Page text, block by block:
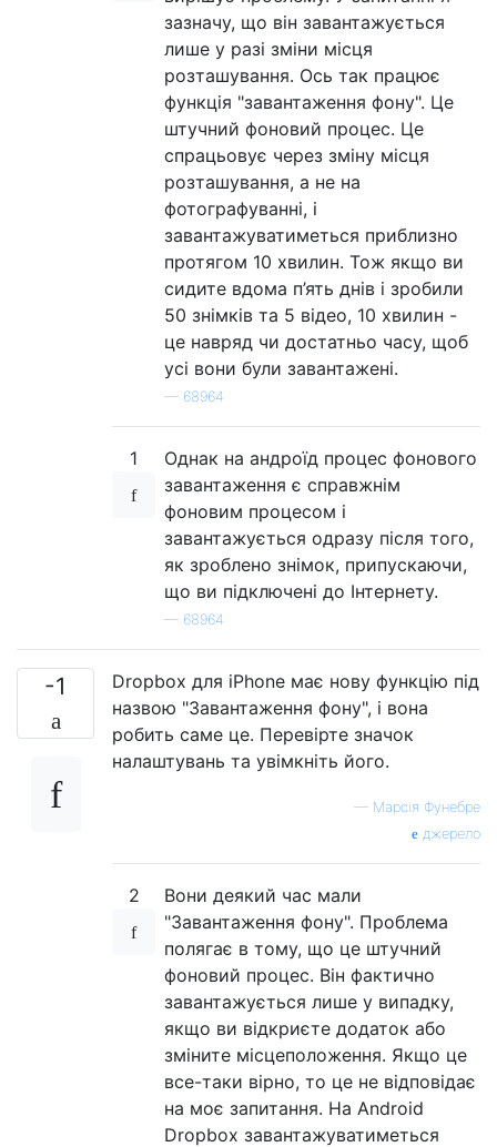
зазначу, що він завантажується
лише у разі зміни місця
розташування. Ось так працює
функція "завантаження фону". Це
штучний фоновий процес. Це
спрацьовує через зміну місця
розташування, а не на
фотографуванні, і
завантажуватиметься приблизно
протягом 10 хвилин. Тож якщо ви
сидите вдома п’ять днів і зробили
50 знімків та 5 відео, 10 хвилин -
це навряд чи достатньо часу, щоб
усі вони були завантажені.
— 68964
1
Однак на андроїд процес фонового
завантаження є справжнім
фоновим процесом і
завантажується одразу після того,
як зроблено знімок, припускаючи,
що ви підключені до Інтернету.
— 68964
-1
Dropbox для iPhone має нову функцію під
назвою "Завантаження фону", і вона
робить саме це. Перевірте значок
налаштувань та увімкніть його.
— Марсія Фунебре
джерело
2
Вони деякий час мали
"Завантаження фону". Проблема
полягає в тому, що це штучний
фоновий процес. Він фактично
завантажується лише у випадку,
якщо ви відкриєте додаток або
зміните місцеположення. Якщо це
все-таки вірно, то це не відповідає
на моє запитання. На Android
Dropbox завантажуватиметься